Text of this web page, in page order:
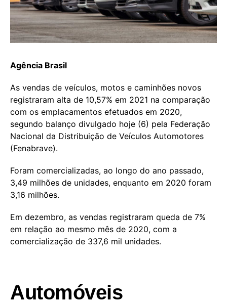
Agência Brasil
As vendas de veículos, motos e caminhões novos
registraram alta de 10,57% em 2021 na comparação
com os emplacamentos efetuados em 2020,
segundo balanço divulgado hoje (6) pela Federação
Nacional da Distribuição de Veículos Automotores
(Fenabrave).
Foram comercializadas, ao longo do ano passado,
3,49 milhões de unidades, enquanto em 2020 foram
3,16 milhões.
Em dezembro, as vendas registraram queda de 7%
em relação ao mesmo mês de 2020, com a
comercialização de 337,6 mil unidades.
Automóveis